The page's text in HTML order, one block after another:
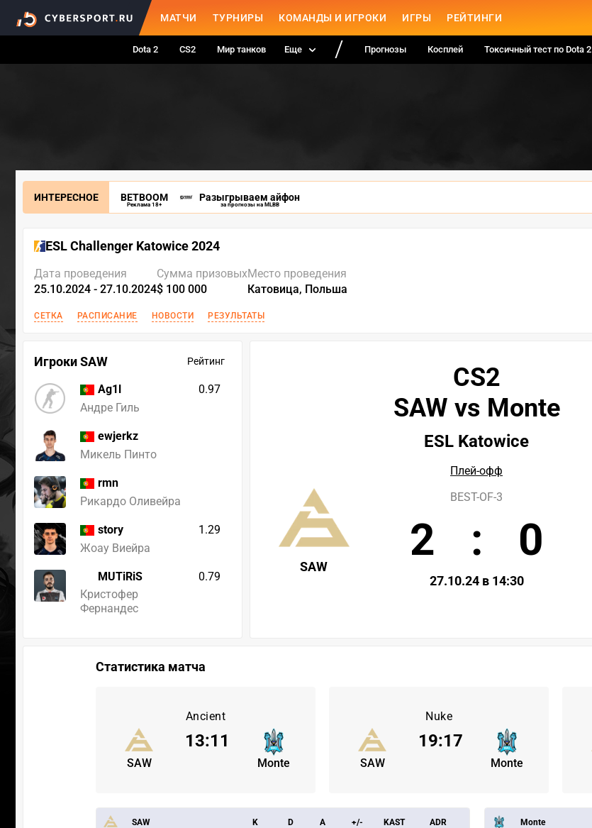
МАТЧИ ТУРНИРЫ КОМАНДЫ И ИГРОКИ ИГРЫ РЕЙТИНГИ
Dota 2 CS2 Мир танков Еще Прогнозы Косплей Токсичный тест по Dota 2
ИНТЕРЕСНОЕ BETBOOM
Реклама 18+
Разыгрываем айфон
за прогнозы на MLBB
ESL Challenger Katowice 2024
Дата проведения
25.10.2024 - 27.10.2024
Сумма призовых
$ 100 000
Место проведения
Катовица, Польша
СЕТКА РАСПИСАНИЕ НОВОСТИ РЕЗУЛЬТАТЫ
Игроки SAW Рейтинг
Ag1l
Андре Гиль
0.97
ewjerkz
Микель Пинто
rmn
Рикардо Оливейра
story
Жоау Виейра
1.29
MUTiRiS
Кристофер
Фернандес
0.79
CS2
SAW vs Monte
ESL Katowice
Плей-офф
SAW
BEST-OF-3
2 : 0
27.10.24 в 14:30
Статистика матча
Ancient
SAW Monte
13:11
Nuke
SAW Monte
19:17
SAW K D A +/- KAST ADR Monte